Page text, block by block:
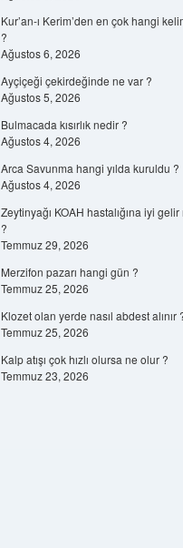
Kur’an-ı Kerim’den en çok hangi
?
Ağustos 6, 2026
Ayçiçeği çekirdeğinde ne var ?
Ağustos 5, 2026
Bulmacada kısırlık nedir ?
Ağustos 4, 2026
Arca Savunma hangi yılda kuruldu ?
Ağustos 4, 2026
Zeytinyağı KOAH hastalığına iyi gelir
?
Temmuz 29, 2026
Merzifon pazarı hangi gün ?
Temmuz 25, 2026
Klozet olan yerde nasıl abdest alınır
Temmuz 25, 2026
Kalp atışı çok hızlı olursa ne olur ?
Temmuz 23, 2026